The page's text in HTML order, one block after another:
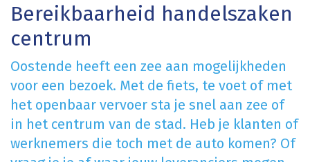
Bereikbaarheid handelszaken
centrum
Oostende heeft een zee aan mogelijkheden
voor een bezoek. Met de fiets, te voet of met
het openbaar vervoer sta je snel aan zee of
in het centrum van de stad. Heb je klanten of
werknemers die toch met de auto komen? Of